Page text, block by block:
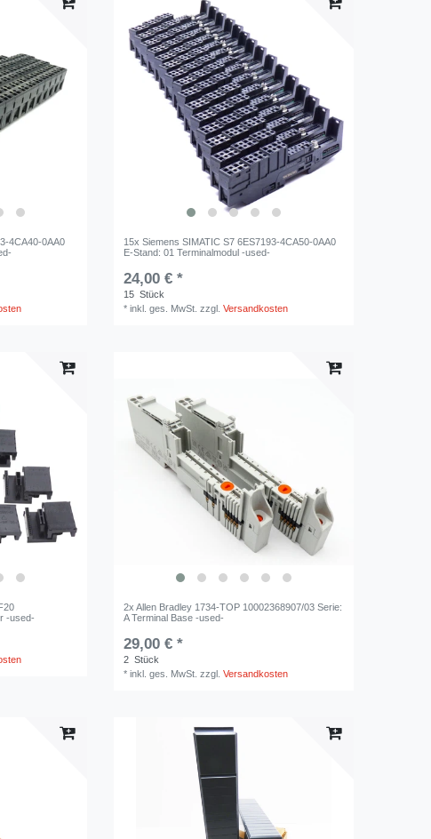
4CA40-0AA0
15x Siemens SIMATIC S7 6ES7193-4CA50-0AA0
E-Stand: 01 Terminalmodul -used-
24,00 € *
15 Stück
*inkl. ges. MwSt. zzgl.Versandkosten
-used-
2x Allen Bradley 1734-TOP 10002368907/03 Serie:
A Terminal Base -used-
29,00 € *
2 Stück
*inkl. ges. MwSt. zzgl.Versandkosten